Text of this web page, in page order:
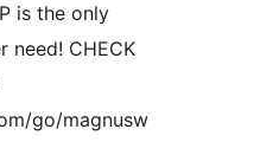
is the only
need! CHECK
go/magnusw